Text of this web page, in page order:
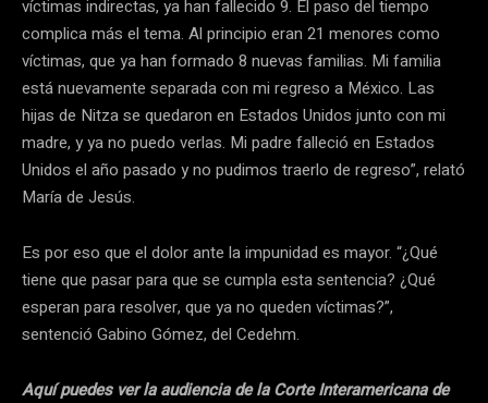
víctimas indirectas, ya han fallecido 9. El paso del tiempo
complica más el tema. Al principio eran 21 menores como
víctimas, que ya han formado 8 nuevas familias. Mi familia
está nuevamente separada con mi regreso a México. Las
hijas de Nitza se quedaron en Estados Unidos junto con mi
madre, y ya no puedo verlas. Mi padre falleció en Estados
Unidos el año pasado y no pudimos traerlo de regreso”, relató
María de Jesús.
Es por eso que el dolor ante la impunidad es mayor. “¿Qué
tiene que pasar para que se cumpla esta sentencia? ¿Qué
esperan para resolver, que ya no queden víctimas?”,
sentenció Gabino Gómez, del Cedehm.
Aquí puedes ver la audiencia de la Corte Interamericana de